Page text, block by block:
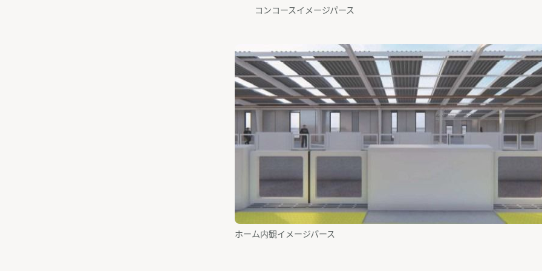
コンコースイメージパース
ホーム内観イメージパース